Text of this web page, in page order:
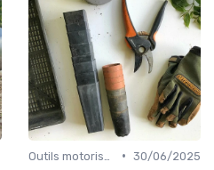
• 30/06/2025